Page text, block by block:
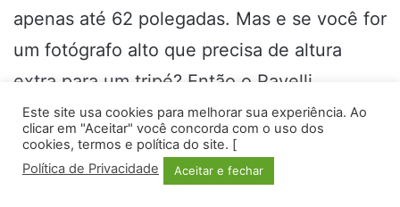
apenas até 62 polegadas. Mas e se você for
um fotógrafo alto que precisa de altura
extra para um tripé? Então o Ravelli
APLT6M é para você.
Este tripé é relativamente compacto, mas
Este site usa cookies para melhorar sua experiência. Ao
clicar em "Aceitar" você concorda com o uso dos
cookies, termos e política do site. [
Política de Privacidade
Aceitar e fechar